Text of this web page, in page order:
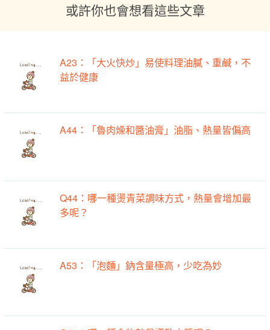
或許你也會想看這些文章
A23：「大火快炒」易使料理油膩、重鹹，不
益於健康
A44：「魯肉燥和醬油膏」油脂、熱量皆偏高
Q44：哪一種燙青菜調味方式，熱量會增加最
多呢？
A53：「泡麵」鈉含量極高，少吃為妙